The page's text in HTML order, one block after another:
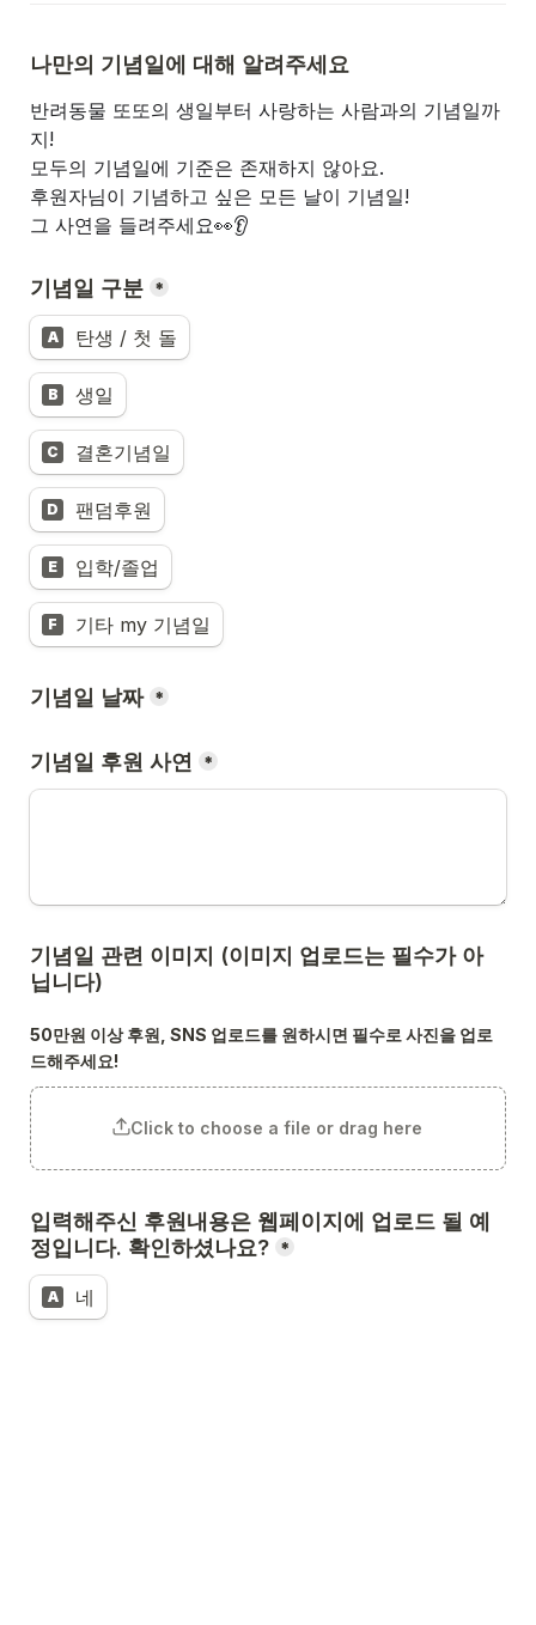
나만의 기념일에 대해 알려주세요
반려동물 또또의 생일부터 사랑하는 사람과의 기념일까
지!
모두의 기념일에 기준은 존재하지 않아요.
후원자님이 기념하고 싶은 모든 날이 기념일!
그 사연을 들려주세요👀👂
기념일 구분 *
A 탄생 / 첫 돌
B 생일
C 결혼기념일
D 팬덤후원
E 입학/졸업
F 기타 my 기념일
기념일 날짜 *
기념일 후원 사연 *
기념일 관련 이미지 (이미지 업로드는 필수가 아
닙니다)
50만원 이상 후원, SNS 업로드를 원하시면 필수로 사진을 업로
드해주세요!
Click to choose a file or drag here
입력해주신 후원내용은 웹페이지에 업로드 될 예
정입니다. 확인하셨나요? *
A 네